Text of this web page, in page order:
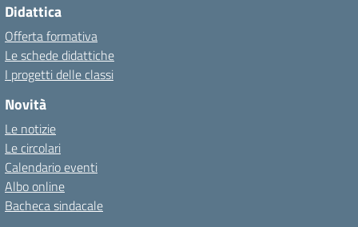
Didattica
Offerta formativa
Le schede didattiche
I progetti delle classi
Novità
Le notizie
Le circolari
Calendario eventi
Albo online
Bacheca sindacale